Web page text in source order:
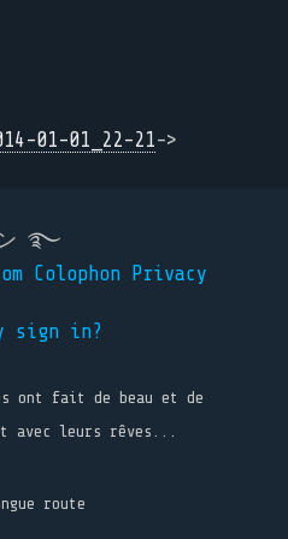
01-01_22-21->
ン ࿐
Colophon Privacy
sign in?
ont fait de beau et de
leurs rêves...
route